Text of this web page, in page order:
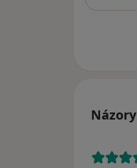
Názory